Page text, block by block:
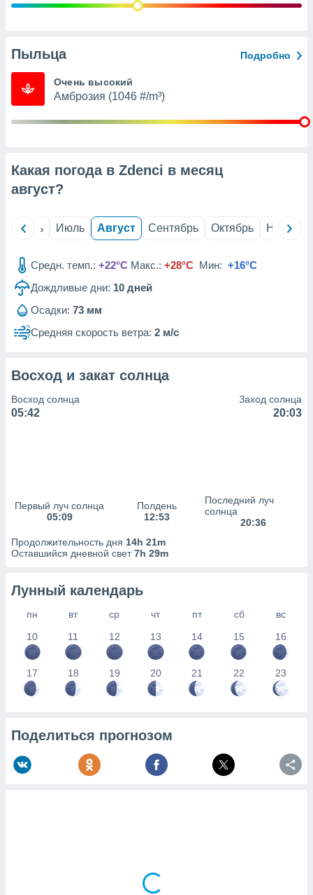
данных
рекламы
сведения
наших 1199
Пыльца Подробно
Очень высокий
Амброзия (1046 #/m³)
Какая погода в Zdenci в месяц
август?
Июнь Июль Август Сентябрь Октябрь Ноябрь
Средн. темп.: +22°C Макс.: +28°C Мин: +16°C
Дождливые дни: 10 дней
Осадки: 73 мм
Средняя скорость ветра: 2 м/с
Восход и закат солнца
Восход солнца
05:42
Заход солнца
20:03
Первый луч солнца
05:09
Полдень
12:53
Последний луч
солнца
20:36
Продолжительность дня 14h 21m
Оставшийся дневной свет7h 29m
Лунный календарь
пн вт ср чт пт сб
вс
10
11 12 13 14 15 16
17 18 19 20 21 22 23
Поделиться прогнозом